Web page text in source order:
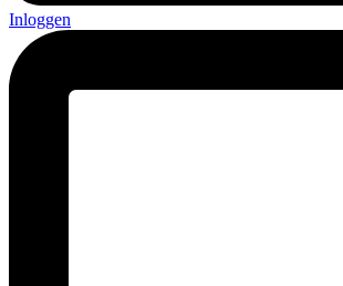
Inloggen